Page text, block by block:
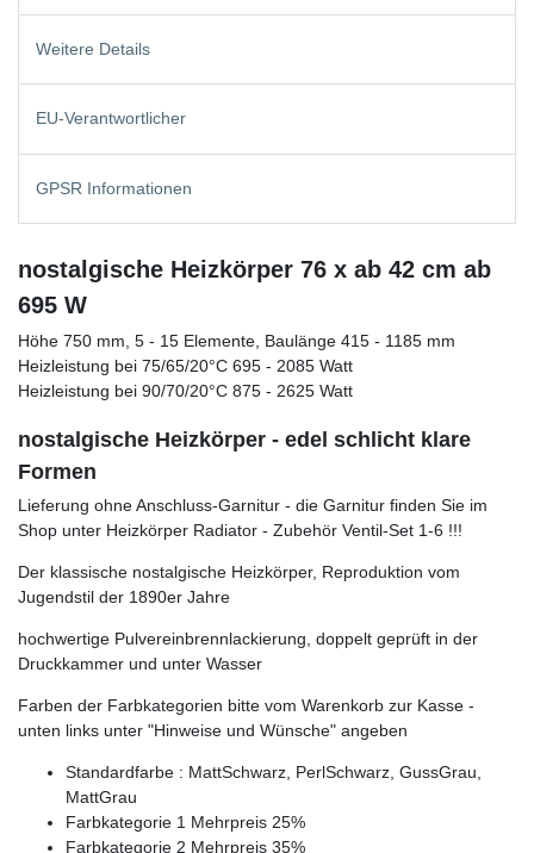
Weitere Details
EU-Verantwortlicher
GPSR Informationen
nostalgische Heizkörper 76 x ab 42 cm ab
695 W
Höhe 750 mm, 5 - 15 Elemente, Baulänge 415 - 1185 mm
Heizleistung bei 75/65/20°C 695 - 2085 Watt
Heizleistung bei 90/70/20°C 875 - 2625 Watt
nostalgische Heizkörper - edel schlicht klare
Formen
Lieferung ohne Anschluss-Garnitur - die Garnitur finden Sie im
Shop unter Heizkörper Radiator - Zubehör Ventil-Set 1-6 !!!
Der klassische nostalgische Heizkörper, Reproduktion vom
Jugendstil der 1890er Jahre
hochwertige Pulvereinbrennlackierung, doppelt geprüft in der
Druckkammer und unter Wasser
Farben der Farbkategorien bitte vom Warenkorb zur Kasse -
unten links unter "Hinweise und Wünsche" angeben
Standardfarbe : MattSchwarz, PerlSchwarz, GussGrau,
MattGrau
Farbkategorie 1 Mehrpreis 25%
Farbkategorie 2 Mehrpreis 35%